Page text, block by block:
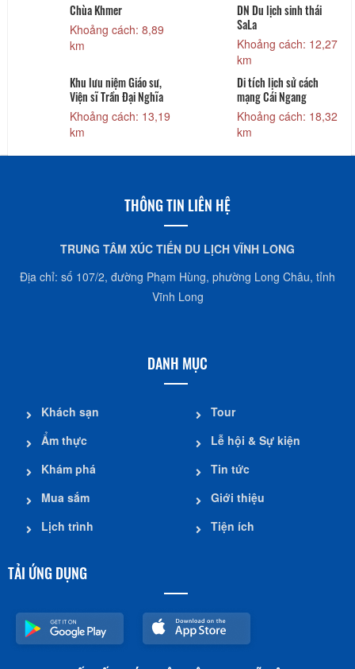
Chùa Khmer
Khoảng cách: 8,89
km
DN Du lịch sinh thái
SaLa
Khoảng cách: 12,27
km
Khu lưu niệm Giáo sư,
Viện sĩ Trần Đại Nghĩa
Khoảng cách: 13,19
km
Di tích lịch sử cách
mạng Cái Ngang
Khoảng cách: 18,32
km
THÔNG TIN LIÊN HỆ
TRUNG TÂM XÚC TIẾN DU LỊCH VĨNH LONG
Địa chỉ: số 107/2, đường Phạm Hùng, phường Long Châu, tỉnh
Vĩnh Long
DANH MỤC
Khách sạn
Ẩm thực
Khám phá
Mua sắm
Lịch trình
Tour
Lễ hội & Sự kiện
Tin tức
Giới thiệu
Tiện ích
TẢI ỨNG DỤNG